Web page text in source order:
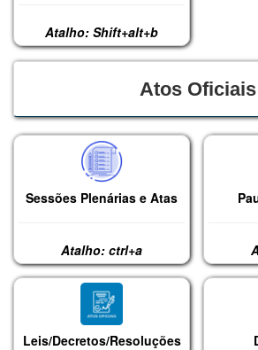
Atalho: Shift+alt+b
Atos Oficiais
Sessões Plenárias e Atas
Atalho: ctrl+a
Leis/Decretos/Resoluções